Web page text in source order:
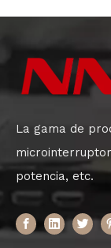
La gama de
potencia, etc.